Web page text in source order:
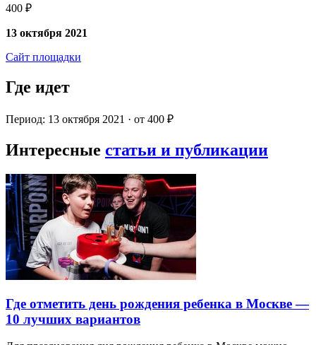
400 ₽
13 октября 2021
Сайт площадки
Где идет
Период: 13 октября 2021 · от 400 ₽
Интересные статьи и публикации
Где отметить день рождения ребенка в Москве —
10 лучших вариантов